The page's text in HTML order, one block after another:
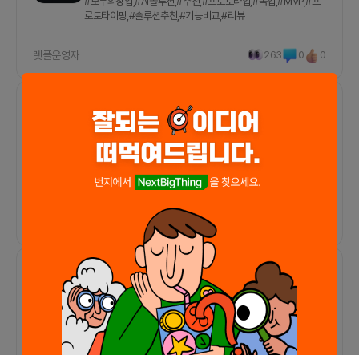
로토타이핑,#솔루션추천,#기능비교,#리뷰
렛플운영자 263 0 0
모두의 창업 테크 트랙 예선 통과 1,027개 팀 사업
아이템 전수 분석 (재도전 필독)
#모두의창업,#아이디어분석,#전수분석,#솔루션추천,#재도
전,#필수입력,#합격비밀,#심사조건,#합격조건
인사이트/로그 전체 대상
모두의 창업에서 아이디어 경쟁분야 한눈에 보는
꿀팁 공유
#모두의창업,#아이디어,#경쟁분야,#아이디어비교,#솔루션,#
번지,#4천개,#비교,#검색